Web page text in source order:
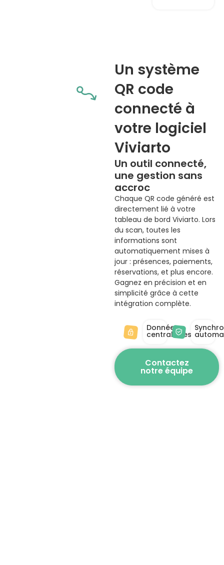
Un système
QR code
connecté à
votre logiciel
Viviarto
Un outil connecté,
une gestion sans
accroc
Chaque QR code généré est
directement lié à votre
tableau de bord Viviarto. Lors
du scan, toutes les
informations sont
automatiquement mises à
jour : présences, paiements,
réservations, et plus encore.
Gagnez en précision et en
simplicité grâce à cette
intégration complète.
Données
centralisées
Contactez
notre équipe